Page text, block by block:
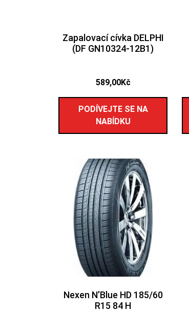
Zapalovací cívka DELPHI
(DF GN10324-12B1)
589,00Kč
PODÍVEJTE SE NA
NABÍDKU
Nexen N’Blue HD 185/60
R15 84 H